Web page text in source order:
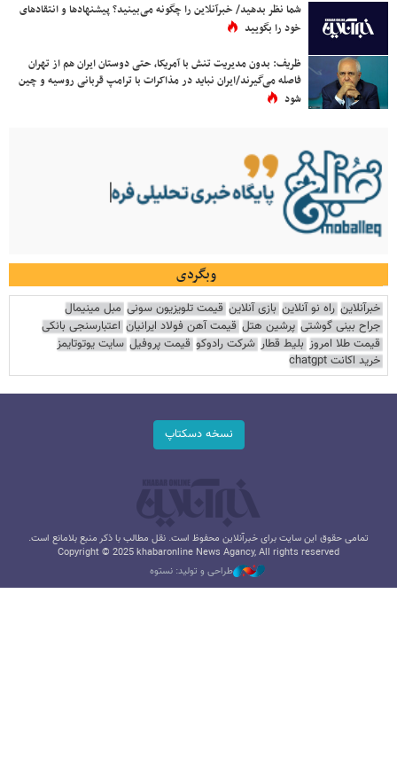
شما نظر بدهید/ خبرآنلاین را چگونه می‌بینید؟ پیشنهادها و انتقادهای
خود را بگویید
ظریف: بدون مدیریت تنش با آمریکا، حتی دوستان ایران هم از تهران
فاصله می‌گیرند/ایران نباید در مذاکرات با ترامپ قربانی روسیه و چین
شود
وبگردی
خبرآنلاین راه نو آنلاین بازی آنلاین قیمت تلویزیون سونی مبل مینیمال
جراح بینی گوشتی پرشین هتل قیمت آهن فولاد ایرانیان اعتبارسنجی بانکی
قیمت طلا امروز بلیط قطار شرکت رادوکو قیمت پروفیل سایت یوتوتایمز
خرید اکانت chatgpt
نسخه دسکتاپ
تمامی حقوق این سایت برای خبرآنلاین محفوظ است. نقل مطالب با ذکر منبع بلامانع است.
Copyright © 2025 khabaronline News Agancy, All rights reserved
طراحی و تولید: نستوه